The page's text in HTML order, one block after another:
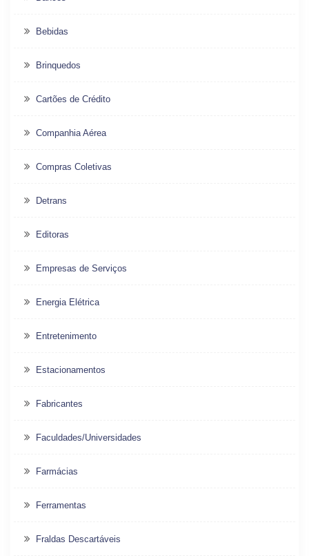
Bebidas
Brinquedos
Cartões de Crédito
Companhia Aérea
Compras Coletivas
Detrans
Editoras
Empresas de Serviços
Energia Elétrica
Entretenimento
Estacionamentos
Fabricantes
Faculdades/Universidades
Farmácias
Ferramentas
Fraldas Descartáveis